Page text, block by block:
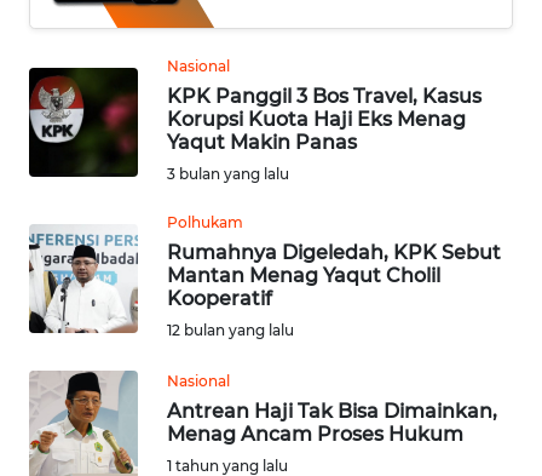
Nasional
KPK Panggil 3 Bos Travel, Kasus
Korupsi Kuota Haji Eks Menag
Yaqut Makin Panas
3 bulan yang lalu
Polhukam
Rumahnya Digeledah, KPK Sebut
Mantan Menag Yaqut Cholil
Kooperatif
12 bulan yang lalu
Nasional
Antrean Haji Tak Bisa Dimainkan,
Menag Ancam Proses Hukum
1 tahun yang lalu
TOKOH
OPINI
INDEKS
BERITA
KONTAK
KAMI
INFO
IKLAN